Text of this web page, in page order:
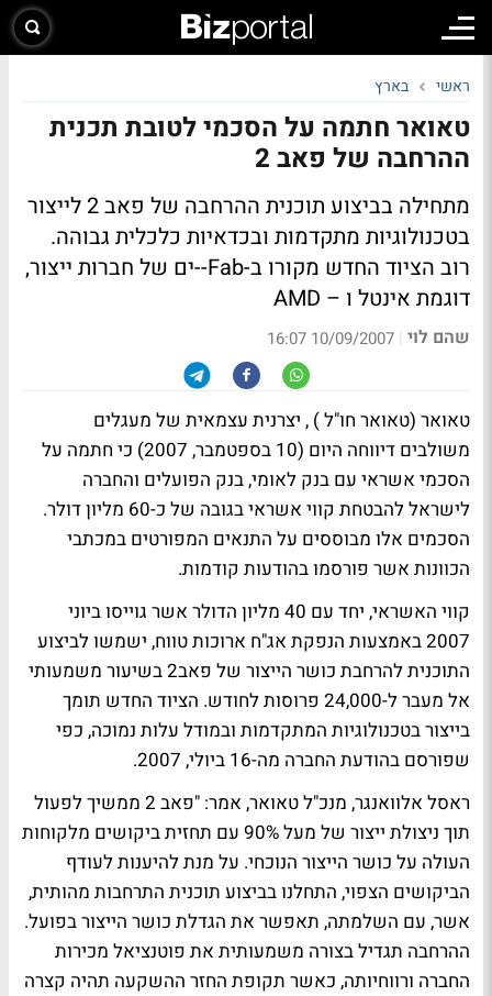
ראשי בארץ
טאואר חתמה על הסכמי לטובת תכנית
ההרחבה של פאב 2
מתחילה בביצוע תוכנית ההרחבה של פאב 2 לייצור
בטכנולוגיות מתקדמות ובכדאיות כלכלית גבוהה.
רוב הציוד החדש מקורו ב-Fab--ים של חברות ייצור,
דוגמת אינטל ו – AMD
שהם לוי |
10/09/2007 16:07
טאואר (טאואר חו"ל ) , יצרנית עצמאית של מעגלים
משולבים דיווחה היום (10 בספטמבר, 2007) כי חתמה על
הסכמי אשראי עם בנק לאומי, בנק הפועלים והחברה
לישראל להבטחת קווי אשראי בגובה של כ-60 מליון דולר.
הסכמים אלו מבוססים על התנאים המפורטים במכתבי
הכוונות אשר פורסמו בהודעות קודמות.
קווי האשראי, יחד עם 40 מליון הדולר אשר גוייסו ביוני
2007 באמצעות הנפקת אג"ח ארוכות טווח, ישמשו לביצוע
התוכנית להרחבת כושר הייצור של פאב2 בשיעור משמעותי
אל מעבר ל-24,000 פרוסות לחודש. הציוד החדש תומך
בייצור בטכנולוגיות המתקדמות ובמודל עלות נמוכה, כפי
שפורסם בהודעת החברה מה-16 ביולי, 2007.
ראסל אלוואנגר, מנכ"ל טאואר, אמר: "פאב 2 ממשיך לפעול
תוך ניצולת ייצור של מעל 90% עם תחזית ביקושים מלקוחות
העולה על כושר הייצור הנוכחי. על מנת להיענות לעודף
הביקושים הצפוי, התחלנו בביצוע תוכנית התרחבות מהותית,
אשר, עם השלמתה, תאפשר את הגדלת כושר הייצור בפועל.
ההרחבה תגדיל בצורה משמעותית את פוטנציאל מכירות
החברה ורווחיותה, כאשר תקופת החזר ההשקעה תהיה קצרה